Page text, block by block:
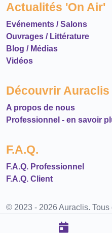
Actualités 'On Air'
Evénements / Salons
Ouvrages / Littérature
Blog / Médias
Vidéos
Découvrir Auraclis
A propos de nous
Professionnel - en savoir
F.A.Q.
F.A.Q. Professionnel
F.A.Q. Client
© 2023 - 2026 Auraclis. Tous